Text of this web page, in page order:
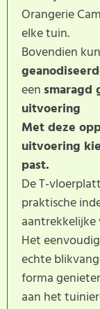
Orangerie
elke tuin.
Bovendien
een smaragd
uitvoering
Met deze
uitvoering
past.
De T-
praktische
Het
echte
forma
aan het